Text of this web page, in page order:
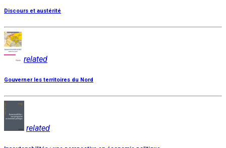
Discours et austérité
related
Gouverner les territoires du Nord
related